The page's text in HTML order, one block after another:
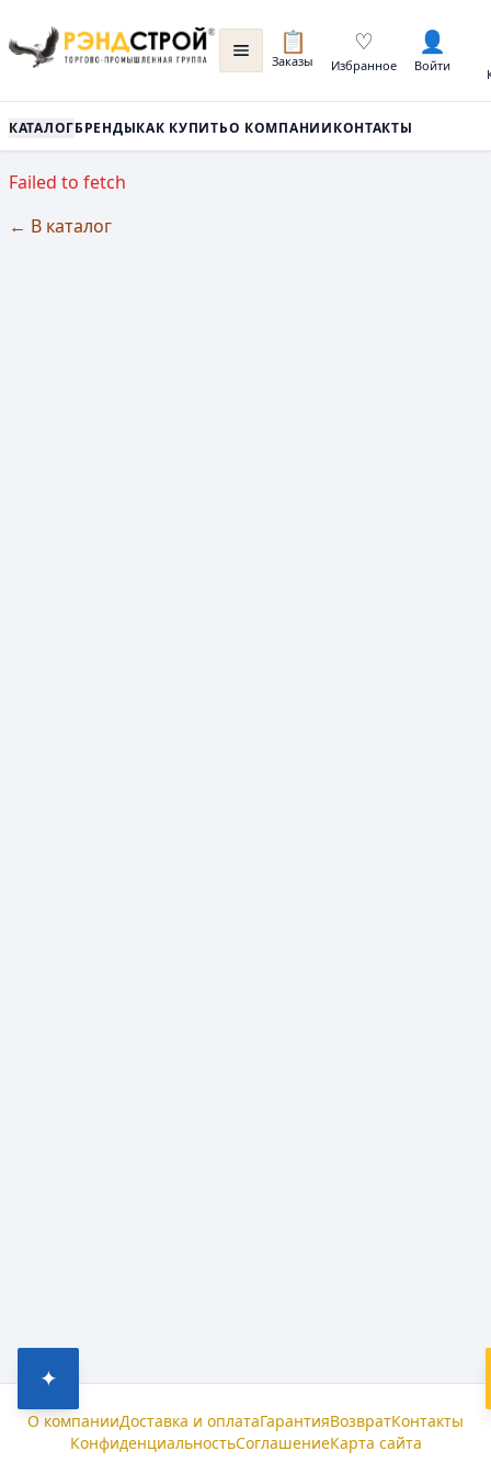
📋
Заказы
♡
Избранное
👤
Войти
КАТАЛОГБРЕНДЫКАК КУПИТЬО КОМПАНИИКОНТАКТЫ
Failed to fetch
← В каталог
✦
О компанииДоставка и оплатаГарантияВозвратКонтакты
КонфиденциальностьСоглашениеКарта сайта